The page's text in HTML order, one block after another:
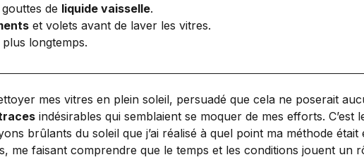
de liquide vaisselle.
et volets avant de laver les vitres.
longtemps.
mes vitres en plein soleil, persuadé que cela ne poserait
indésirables qui semblaient se moquer de mes efforts. C’est
brûlants du soleil que j’ai réalisé à quel point ma méthode
me faisant comprendre que le temps et les conditions jouent un